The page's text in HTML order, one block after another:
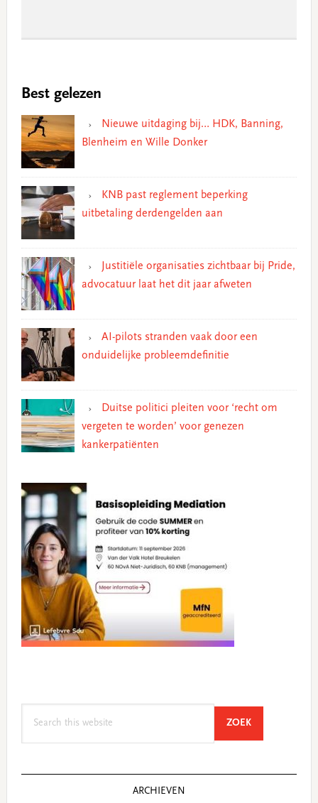
Best gelezen
Nieuwe uitdaging bij… HDK, Banning,
Blenheim en Wille Donker
KNB past reglement beperking
uitbetaling derdengelden aan
Justitiële organisaties zichtbaar bij Pride,
advocatuur laat het dit jaar afweten
AI-pilots stranden vaak door een
onduidelijke probleemdefinitie
Duitse politici pleiten voor ‘recht om
vergeten te worden’ voor genezen
kankerpatiënten
ZOEKSEARCH
ARCHIEVEN